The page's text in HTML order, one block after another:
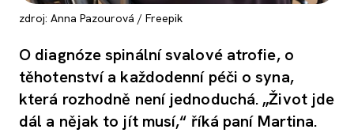
zdroj: Anna Pazourová / Freepik
O diagnóze spinální svalové atrofie, o
těhotenství a každodenní péči o syna,
která rozhodně není jednoduchá. „Život jde
dál a nějak to jít musí,“ říká paní Martina.